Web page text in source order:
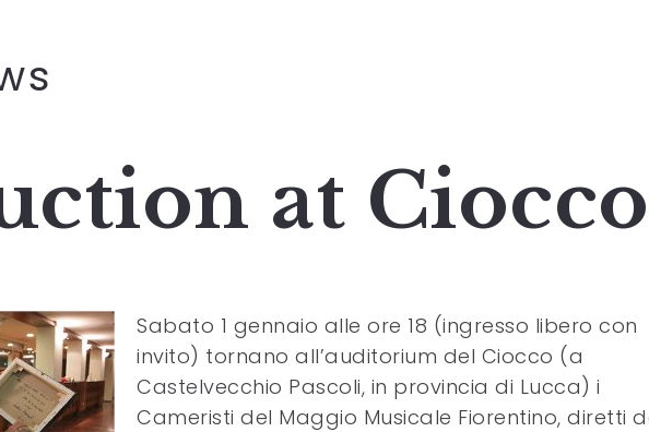
at Ciocco
Sabato 1 gennaio alle ore 18 (ingresso libero con
invito) tornano all’auditorium del Ciocco (a
Castelvecchio Pascoli, in provincia di Lucca) i
Cameristi del Maggio Musicale Fiorentino, diretti